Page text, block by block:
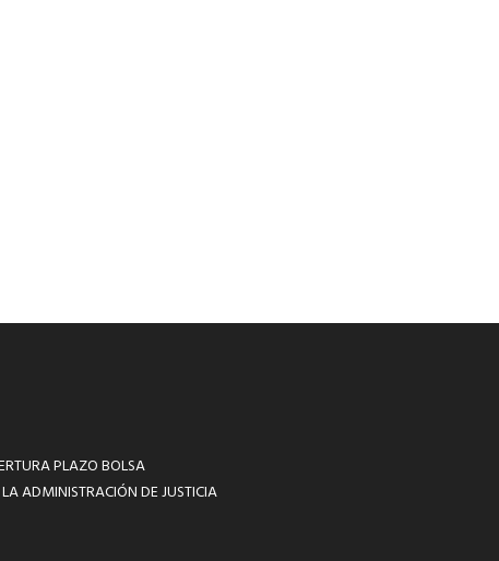
PLAZO BOLSA
ADMINISTRACIÓN DE JUSTICIA